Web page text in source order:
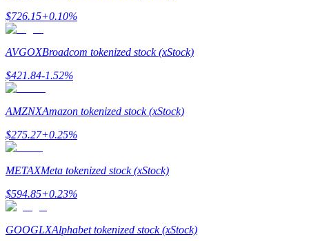
BTC Welcome Rewards
$726.15+0.10%
AVGOXBroadcom tokenized stock (xStock)
$421.84-1.52%
AMZNXAmazon tokenized stock (xStock)
$275.27+0.25%
METAXMeta tokenized stock (xStock)
$594.85+0.23%
GOOGLXAlphabet tokenized stock (xStock)